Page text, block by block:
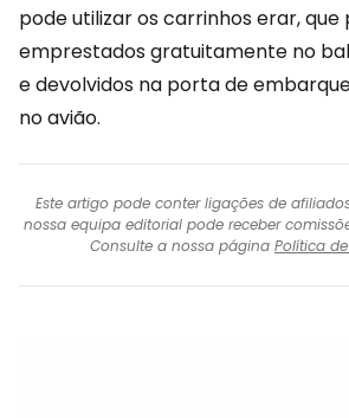
pode utilizar os carrinhos erar, que
emprestados gratuitamente no
e devolvidos na porta de
no avião.
Este artigo pode conter ligações de
nossa equipa editorial pode receber
Consulte a nossa página Política